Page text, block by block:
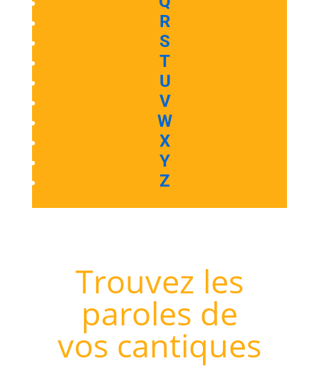
R
S
T
U
V
W
X
Y
Z
Trouvez les
paroles de
vos cantiques